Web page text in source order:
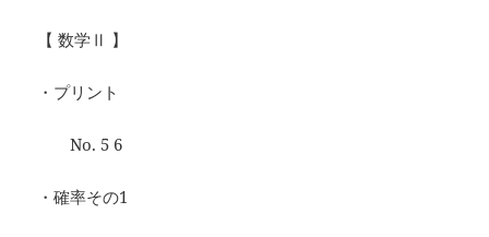
【 数学Ⅱ 】
・プリント
No. 5 6
・確率その1